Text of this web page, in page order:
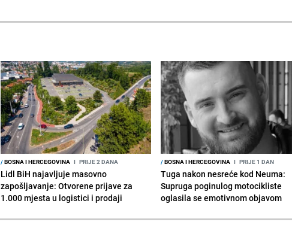
/BOSNA I HERCEGOVINA I PRIJE 2 DANA
Lidl BiH najavljuje masovno
zapošljavanje: Otvorene prijave za
1.000 mjesta u logistici i prodaji
/BOSNA I HERCEGOVINA I PRIJE 1 DAN
Tuga nakon nesreće kod Neuma:
Supruga poginulog motocikliste
oglasila se emotivnom objavom